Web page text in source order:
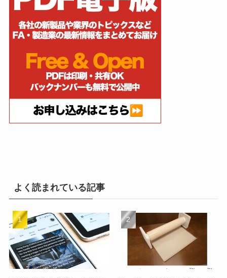
よく読まれている記事